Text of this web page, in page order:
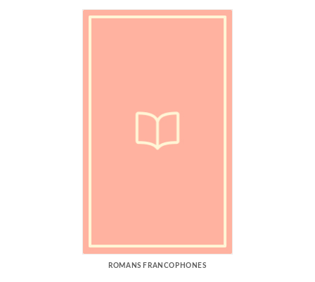
ROMANS FRANCOPHONES